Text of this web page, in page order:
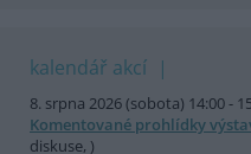
kalendář akcí
8. srpna 2026 (sobota) 14:00 -
Komentované prohlídky
diskuse, )